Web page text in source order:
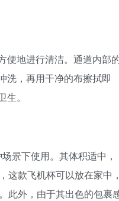
便地进行清洁。通道内部
洗，再用干净的布擦拭即
。
景下使用。其体积适中，
这款飞机杯可以放在家中，
此外，由于其出色的包裹